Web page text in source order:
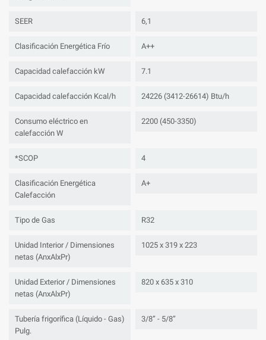
SEER 6,1
Clasificación Energética Frío A++
Capacidad calefacción kW 7.1
Capacidad calefacción Kcal/h 24226 (3412-26614) Btu/h
Consumo eléctrico en
calefacción W
2200 (450-3350)
*SCOP 4
Clasificación Energética
Calefacción
A+
Tipo de Gas R32
Unidad Interior / Dimensiones
netas (AnxAlxPr)
1025 x 319 x 223
Unidad Exterior / Dimensiones
netas (AnxAlxPr)
820 x 635 x 310
Tubería frigorífica (Líquido - Gas)
Pulg.
3/8” - 5/8”